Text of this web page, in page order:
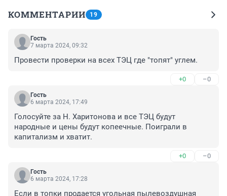
КОММЕНТАРИИ 19
Гость
7 марта 2024, 09:32
Провести проверки на всех ТЭЦ где "топят" углем.
+0 –0
Гость
6 марта 2024, 17:49
Голосуйте за Н. Харитонова и все ТЭЦ будут
народные и цены будут копеечные. Поиграли в
капитализм и хватит.
+0 –0
Гость
6 марта 2024, 17:28
Если в топки продается угольная пылевоздушная